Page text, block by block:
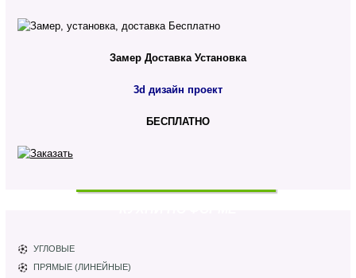
Замер Доставка Установка
3d дизайн проект
БЕСПЛАТНО
УГЛОВЫЕ
ПРЯМЫЕ (ЛИНЕЙНЫЕ)